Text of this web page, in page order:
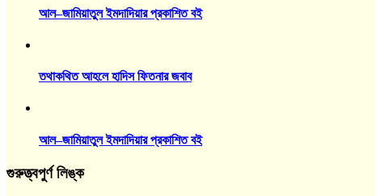
আল–জামিয়াতুল ইমদাদিয়ার প্রকাশিত বই
তথাকথিত আহলে হাদিস ফিতনার জবাব
আল–জামিয়াতুল ইমদাদিয়ার প্রকাশিত বই
গুরুত্ত্বপুর্ণ লিঙ্ক